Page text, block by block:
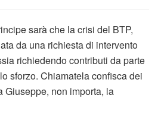
sarà che la crisi del BTP,
da una richiesta di intervento
richiedendo contributi da parte
sforzo. Chiamatela confisca dei
Giuseppe, non importa, la